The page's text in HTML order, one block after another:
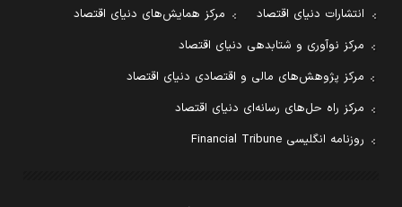
انتشارات دنیای اقتصاد
مرکز همایش‌های دنیای اقتصاد
مرکز نوآوری و شتابدهی دنیای اقتصاد
مرکز پژوهش‌های مالی و اقتصادی دنیای اقتصاد
مرکز راه حل‌های رسانه‌ای دنیای اقتصاد
روزنامه انگلیسی Financial Tribune